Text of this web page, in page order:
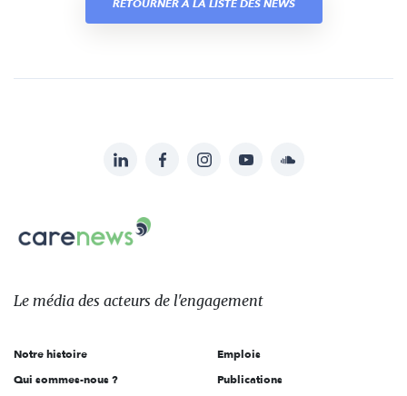
RETOURNER À LA LISTE DES NEWS
sur:
LinkedInFacebookInstagramYouTubeSoundcloud
Le
des
l'engagement
Le média des acteurs de l'engagement
Notre histoire
Qui sommes-nous ?
Emplois
Publications